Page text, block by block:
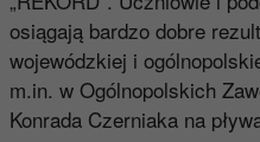
osiągają bardzo dobre
wojewódzkiej i
m.in. w Ogólnopolskich
Konrada Czerniaka na